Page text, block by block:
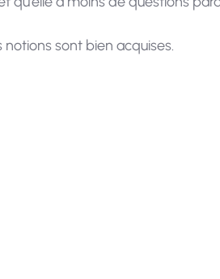
sont bien acquises.